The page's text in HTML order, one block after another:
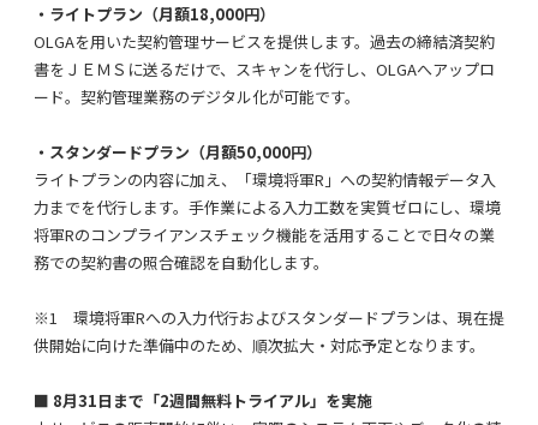
・ ライトプラン（月額18,000円）
OLGAを用いた契約管理サービスを提供します。過去の締結済契約
書をＪＥＭＳに送るだけで、 スキャンを代行し、OLGAへアップロ
ード。 契約管理業務のデジタル化が可能です。
・ スタンダードプラン（月額50,000円）
ライトプランの内容に加え、「環境将軍R」への契約情報データ入
力までを代行します。手作業による入力工数を実質ゼロにし、環境
将軍Rのコンプライアンスチェック機能を活用することで日々の業
務での契約書の照合確認を自動化します。
※1 環境将軍Rへの入力代行およびスタンダードプランは、現在提
供開始に向けた準備中のため、順次拡大・対応予定となります。
■ 8月31日まで 「2週間無料トライアル」 を実施